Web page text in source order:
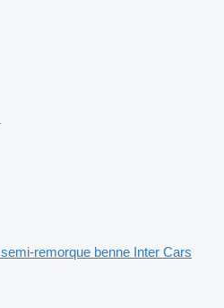
semi-remorque benne Inter Cars